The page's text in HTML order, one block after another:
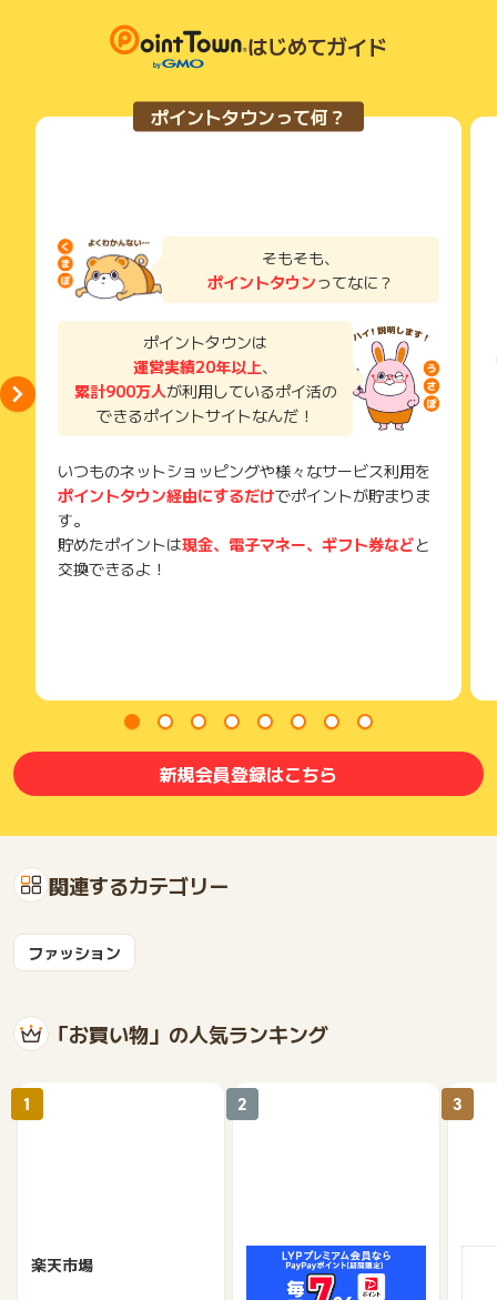
・同一端末や同一世帯で、繰り返し利用不可のサービス・お買
い物を複数回ご利用された場合
・他のポイントサイトや比較サイト、検索サイトなどを経由し
ご利用前には、Cookieの削除をおこなっていただくことを推奨
します。
読みください。
お申し込みやお買い物後、利用したサイトから送られる購入完
獲得待ち・獲得失敗の状態でお問い合わせされる際に、該当の
メールを送っていただく場合がございます。
そのため、紛失・破棄された場合は対応いたしかねますので、
ご注意ください。
各サービス・お買い物の獲得ポイントや獲得条件、キャンペー
ン期間が予告なしに変更される場合がございますが、ご利用さ
条件を達成しているかどうかは各広告主ではなく、代理店が行
っているため、広告主はポイントに関する詳細を把握しており
広告に遷移しない場合は掲載が終了となっておりポイントが獲
得できませんので、ご注意くださいませ。
はじめてガイド
ポイントタウンって何？
そもそも、
ポイントタウンってなに？
ポイントタウンは
運営実績20年以上、
累計900万人が利用しているポイ活の
できるポイントサイトなんだ！
いつものネットショッピングや様々なサービス利用を
ポイントタウン経由にするだけでポイントが貯まりま
す。
貯めたポイントは現金、電子マネー、ギフト券などと
交換できるよ！
新規会員登録はこちら
関連するカテゴリー
ファッション
「お買い物」の人気ランキング
楽天市場
1
Yahoo!ショッピング
2 3